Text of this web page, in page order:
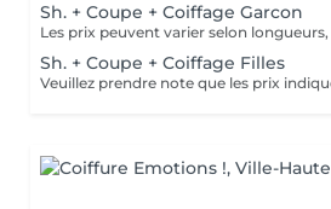
Sh. + Coupe + Coiffage Garcon
Sh. + Coupe + Coiffage Filles